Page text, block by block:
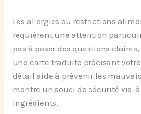
Les allergies ou restrictions
requièrent une attention
pas à poser des questions
une carte traduite précisant votre
détail aide à prévenir les
montre un souci de sécurité vis-
ingrédients.